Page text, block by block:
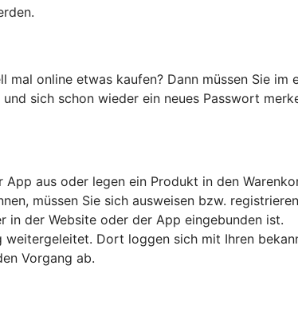
online etwas kaufen? Dann müssen Sie
sich schon wieder ein neues Passwort
aus oder legen ein Produkt in den
müssen Sie sich ausweisen bzw.
in der Website oder der App eingebunden ist.
weitergeleitet. Dort loggen sich mit Ihren
Vorgang ab.